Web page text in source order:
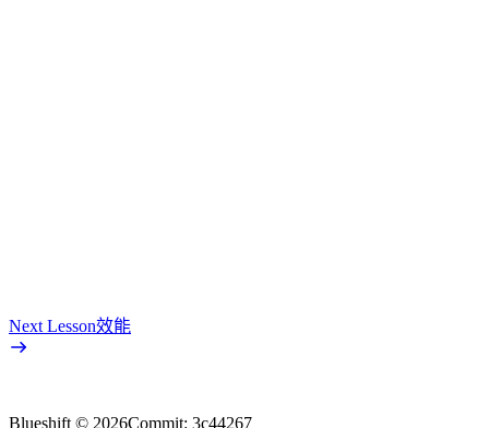
Next Lesson效能
Blueshift © 2026Commit: 3c44267